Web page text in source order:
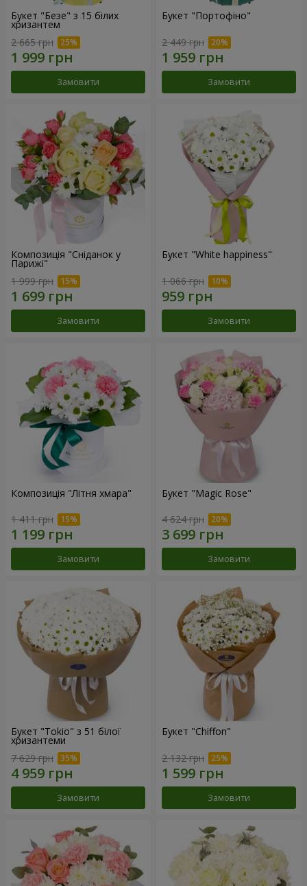
Букет "Безе" з 15 білих
хризантем
2 665 грн
Замовити
Букет "Портофіно"
2 449 грн
Замовити
Композиція "Сніданок у
Парижі"
1 999 грн
Замовити
Букет "White happiness"
1 066 грн
Замовити
Композиція "Літня хмара"
1 411 грн
Замовити
Букет "Magic Rose"
4 624 грн
Замовити
Букет "Tokio" з 51 білої
хризантеми
7 629 грн
Замовити
Букет "Chiffon"
2 132 грн
Замовити